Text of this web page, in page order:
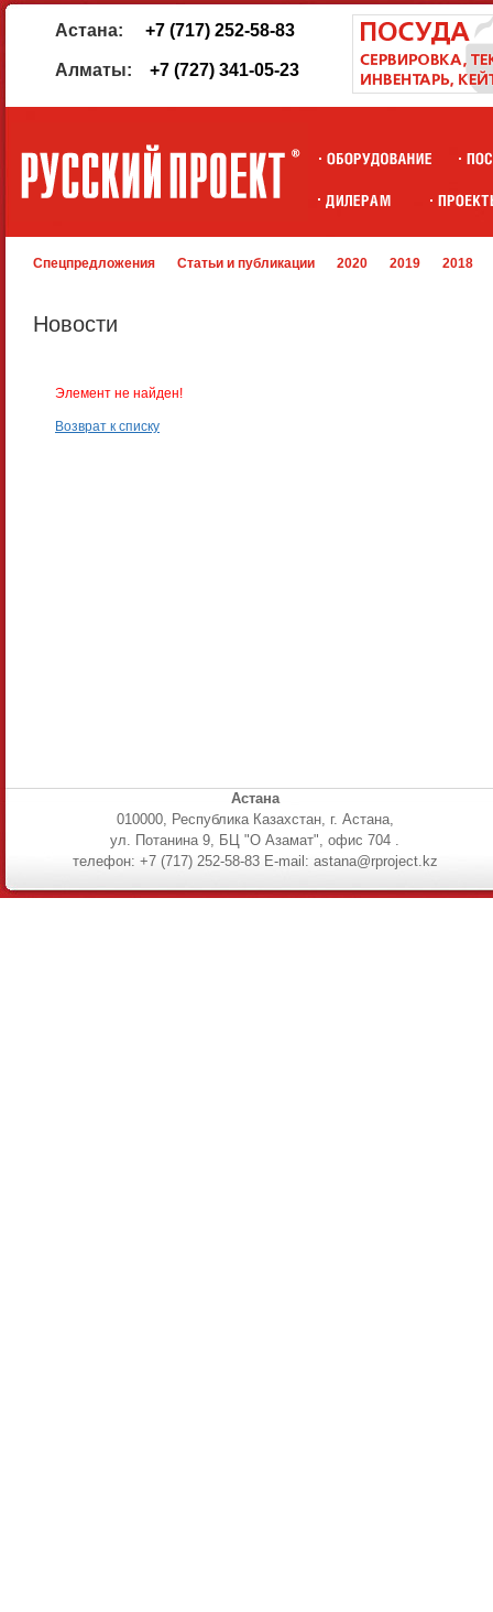
Астана: +7 (717) 252-58-83
Алматы: +7 (727) 341-05-23
Спецпредложения Статьи и публикации 2020 2019 2018
Новости
Элемент не найден!
Возврат к списку
Астана
010000, Республика Казахстан, г. Астана,
ул. Потанина 9, БЦ "О Азамат", офис 704 .
телефон: +7 (717) 252-58-83 E-mail: astana@rproject.kz